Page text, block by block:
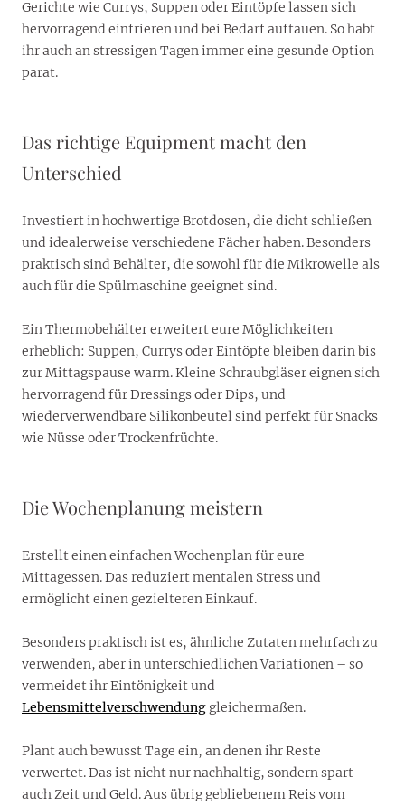
Gerichte wie Currys, Suppen oder Eintöpfe lassen sich
hervorragend einfrieren und bei Bedarf auftauen. So habt
ihr auch an stressigen Tagen immer eine gesunde Option
parat.
Das richtige Equipment macht den
Unterschied
Investiert in hochwertige Brotdosen, die dicht schließen
und idealerweise verschiedene Fächer haben. Besonders
praktisch sind Behälter, die sowohl für die Mikrowelle als
auch für die Spülmaschine geeignet sind.
Ein Thermobehälter erweitert eure Möglichkeiten
erheblich: Suppen, Currys oder Eintöpfe bleiben darin bis
zur Mittagspause warm. Kleine Schraubgläser eignen sich
hervorragend für Dressings oder Dips, und
wiederverwendbare Silikonbeutel sind perfekt für Snacks
wie Nüsse oder Trockenfrüchte.
Die Wochenplanung meistern
Erstellt einen einfachen Wochenplan für eure
Mittagessen. Das reduziert mentalen Stress und
ermöglicht einen gezielteren Einkauf.
Besonders praktisch ist es, ähnliche Zutaten mehrfach zu
verwenden, aber in unterschiedlichen Variationen – so
vermeidet ihr Eintönigkeit und
Lebensmittelverschwendung gleichermaßen.
Plant auch bewusst Tage ein, an denen ihr Reste
verwertet. Das ist nicht nur nachhaltig, sondern spart
auch Zeit und Geld. Aus übrig gebliebenem Reis vom